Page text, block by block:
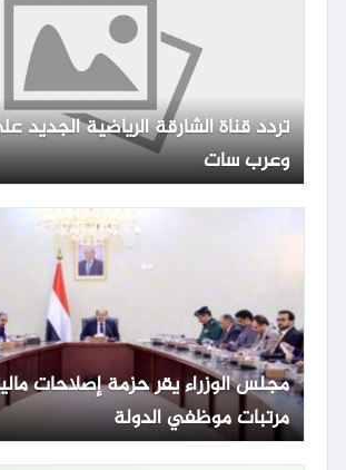
تردد قناة الشارقة الرياضية الجديد
وعرب سات
مجلس الوزراء يقر حزمة إصلاحات
مرتبات موظفي الدولة